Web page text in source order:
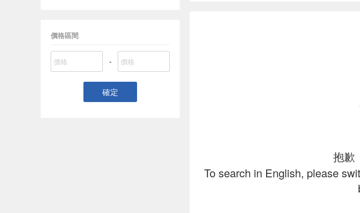
價格區間
-
確定
抱歉
To search in English, please